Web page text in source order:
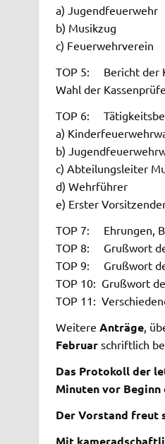
a) Jugendfeuerwehr
b) Musikzug
c) Feuerwehrverein
TOP 5: Bericht der
Wahl der
TOP 6:
a)
b)
c) Abteilungsleiter
d) Wehrführer
e) Erster
TOP 7: Ehrungen,
TOP 8: Grußwort
TOP 9: Grußwort
TOP 10: Grußwort
TOP 11:
Weitere Anträge,
Februarschriftlich
Das Protokoll der
Minuten vor Beginn
Der Vorstand freut
Mit